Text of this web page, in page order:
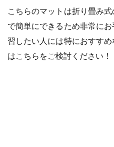
こちらのマットは折り畳み
で簡単にできるため非常に
習したい人には特におすす
はこちらをご検討ください！